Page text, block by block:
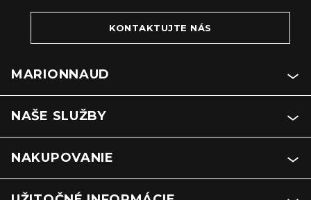
KONTAKTUJTE NÁS
MARIONNAUD
NAŠE SLUŽBY
NAKUPOVANIE